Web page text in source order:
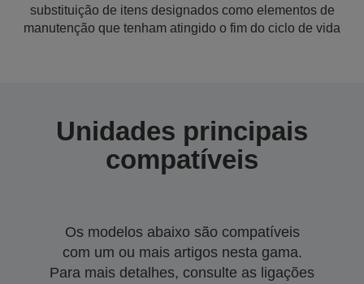
substituição de itens designados como elementos de
manutenção que tenham atingido o fim do ciclo de vida
Unidades principais
compatíveis
Os modelos abaixo são compatíveis
com um ou mais artigos nesta gama.
Para mais detalhes, consulte as ligações